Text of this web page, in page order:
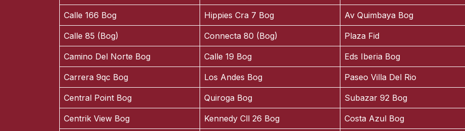
Calle 166 Bog Hippies Cra 7 Bog Av Quimbaya Bog
Calle 85 (Bog) Connecta 80 (Bog) Plaza Fid
Camino Del Norte Bog Calle 19 Bog Eds Iberia Bog
Carrera 9qc Bog Los Andes Bog Paseo Villa Del Rio
Central Point Bog Quiroga Bog Subazar 92 Bog
Centrik View Bog Kennedy Cll 26 Bog Costa Azul Bog